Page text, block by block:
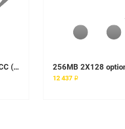
256MB 266 MHZ DDR ECC (2X128MB) option kit 256MB 2X128
12 437 ₽